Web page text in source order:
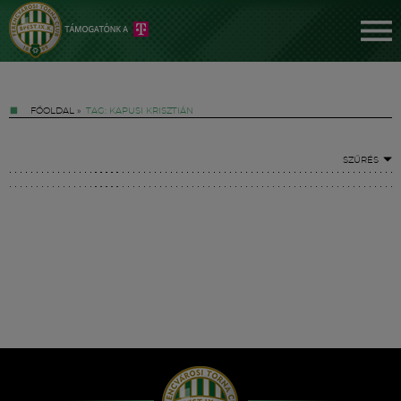
FŐOLDAL » TAG: KAPUSI KRISZTIÁN
SZŰRÉS
Hírek